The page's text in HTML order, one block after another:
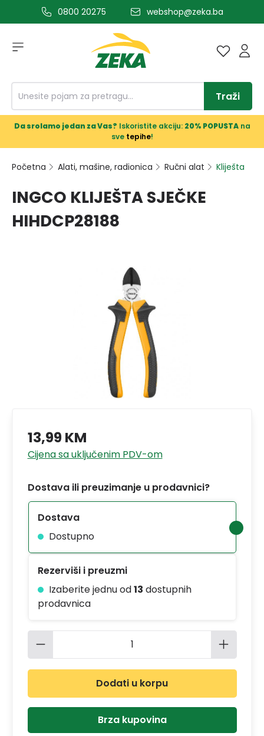
glavni sadržaj0800 20275 webshop@zeka.ba
Traži
Da srolamo jedan za Vas? Iskoristite akciju: 20% POPUSTAna
sve tepihe!
Početna Alati, mašine, radionica Ručni alat Kliješta
INGCO KLIJEŠTA SJEČKE
HIHDCP28188
13,99 KM
Cijena sa uključenim PDV-om
Dostava ili preuzimanje u prodavnici?
Dostava
Dostupno
Rezerviši i preuzmi
Izaberite jednu od13 dostupnih
prodavnica
Količina proizvoda: Unesite
Dodati u korpu
Brza kupovina